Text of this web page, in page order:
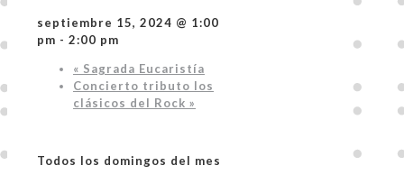
septiembre 15, 2024 @ 1:00
pm - 2:00 pm
« Sagrada Eucaristía
Concierto tributo los
clásicos del Rock »
Todos los domingos del mes